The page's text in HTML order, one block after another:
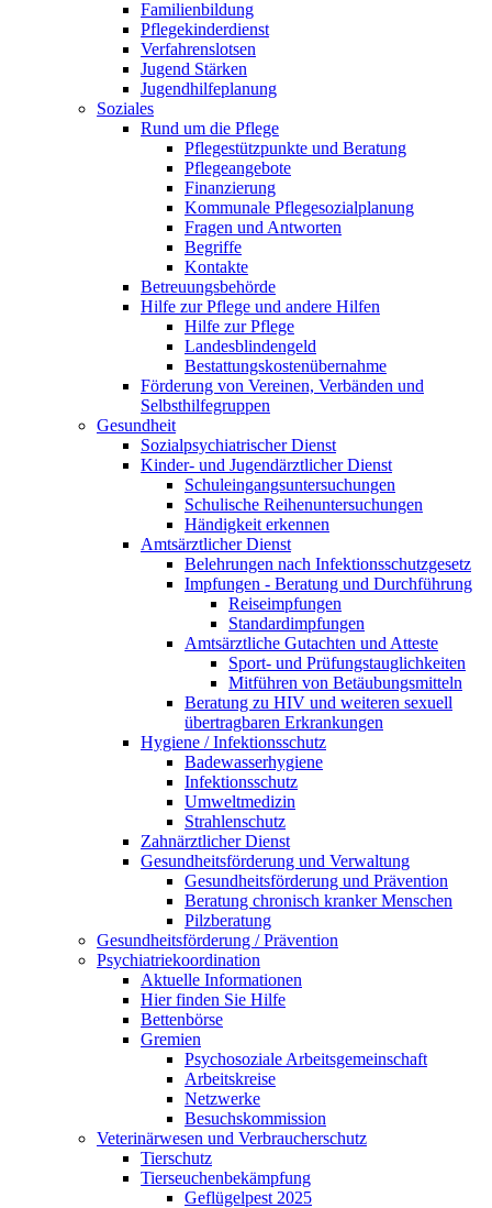
Familienbildung
Pflegekinderdienst
Verfahrenslotsen
Jugend Stärken
Jugendhilfeplanung
Soziales
Rund um die Pflege
Pflegestützpunkte und Beratung
Pflegeangebote
Finanzierung
Kommunale Pflegesozialplanung
Fragen und Antworten
Begriffe
Kontakte
Betreuungsbehörde
Hilfe zur Pflege und andere Hilfen
Hilfe zur Pflege
Landesblindengeld
Bestattungskosten­übernahme
Förderung von Vereinen, Verbänden und
Selbsthilfegruppen
Gesundheit
Sozialpsychiatrischer Dienst
Kinder- und Jugendärztlicher Dienst
Schuleingangsuntersuchungen
Schulische Reihenuntersuchungen
Händigkeit erkennen
Amtsärztlicher Dienst
Belehrungen nach Infektionsschutzgesetz
Impfungen - Beratung und Durchführung
Reiseimpfungen
Standardimpfungen
Amtsärztliche Gutachten und Atteste
Sport- und Prüfungstauglichkeiten
Mitführen von Betäubungsmitteln
Beratung zu HIV und weiteren sexuell
übertragbaren Erkrankungen
Hygiene / Infektionsschutz
Badewasserhygiene
Infektionsschutz
Umweltmedizin
Strahlenschutz
Zahnärztlicher Dienst
Gesundheitsförderung und Verwaltung
Gesundheitsförderung und Prävention
Beratung chronisch kranker Menschen
Pilzberatung
Gesundheits­förderung / Prävention
Psychiatriekoordination
Aktuelle Informationen
Hier finden Sie Hilfe
Bettenbörse
Gremien
Psychosoziale Arbeits­gemeinschaft
Arbeitskreise
Netzwerke
Besuchskommission
Veterinärwesen und Verbraucherschutz
Tierschutz
Tierseuchenbekämpfung
Geflügelpest 2025